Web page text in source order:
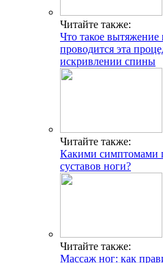
Читайте также:
Что такое вытяжение
проводится эта
искривлении спины
Читайте также:
Какими симптомами
суставов ноги?
Читайте также:
Массаж ног: как